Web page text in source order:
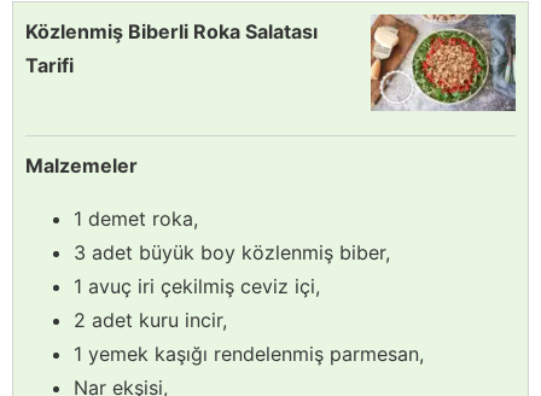
Közlenmiş Biberli Roka Salatası
Tarifi
Malzemeler
1 demet roka,
3 adet büyük boy közlenmiş biber,
1 avuç iri çekilmiş ceviz içi,
2 adet kuru incir,
1 yemek kaşığı rendelenmiş parmesan,
Nar ekşisi,